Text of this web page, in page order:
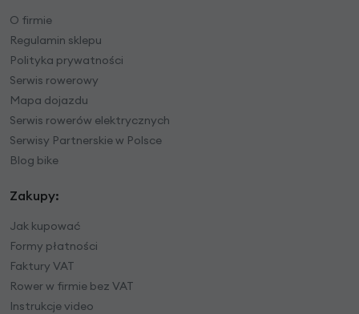
O firmie
Regulamin sklepu
Polityka prywatności
Serwis rowerowy
Mapa dojazdu
Serwis rowerów elektrycznych
Serwisy Partnerskie w Polsce
Blog bike
Zakupy:
Jak kupować
Formy płatności
Faktury VAT
Rower w firmie bez VAT
Instrukcje video